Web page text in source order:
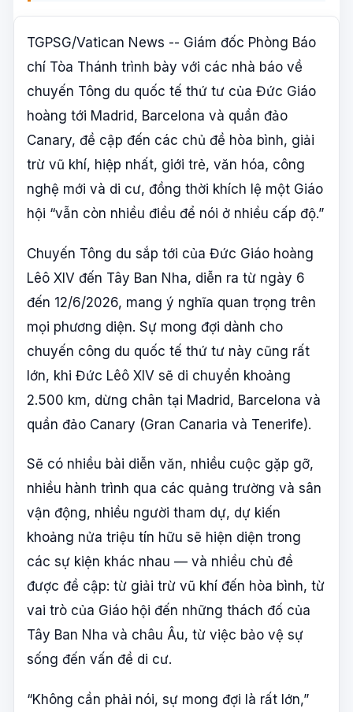
TGPSG/Vatican News -- Giám đốc Phòng Báo
chí Tòa Thánh trình bày với các nhà báo về
chuyến Tông du quốc tế thứ tư của Đức Giáo
hoàng tới Madrid, Barcelona và quần đảo
Canary, đề cập đến các chủ đề hòa bình, giải
trừ vũ khí, hiệp nhất, giới trẻ, văn hóa, công
nghệ mới và di cư, đồng thời khích lệ một Giáo
hội “vẫn còn nhiều điều để nói ở nhiều cấp độ.”
Chuyến Tông du sắp tới của Đức Giáo hoàng
Lêô XIV đến Tây Ban Nha, diễn ra từ ngày 6
đến 12/6/2026, mang ý nghĩa quan trọng trên
mọi phương diện. Sự mong đợi dành cho
chuyến công du quốc tế thứ tư này cũng rất
lớn, khi Đức Lêô XIV sẽ di chuyển khoảng
2.500 km, dừng chân tại Madrid, Barcelona và
quần đảo Canary (Gran Canaria và Tenerife).
Sẽ có nhiều bài diễn văn, nhiều cuộc gặp gỡ,
nhiều hành trình qua các quảng trường và sân
vận động, nhiều người tham dự, dự kiến
khoảng nửa triệu tín hữu sẽ hiện diện trong
các sự kiện khác nhau — và nhiều chủ đề
được đề cập: từ giải trừ vũ khí đến hòa bình, từ
vai trò của Giáo hội đến những thách đố của
Tây Ban Nha và châu Âu, từ việc bảo vệ sự
sống đến vấn đề di cư.
“Không cần phải nói, sự mong đợi là rất lớn,”